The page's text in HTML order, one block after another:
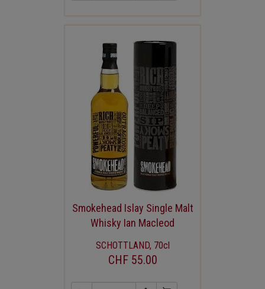
Smokehead Islay Single Malt
Whisky Ian Macleod
SCHOTTLAND, 70cl
CHF 55.00